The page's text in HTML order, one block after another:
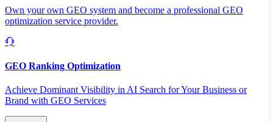
Own your own GEO system and become a professional GEO
optimization service provider.
GEO Ranking Optimization
Achieve Dominant Visibility in AI Search for Your Business or
Brand with GEO Services​